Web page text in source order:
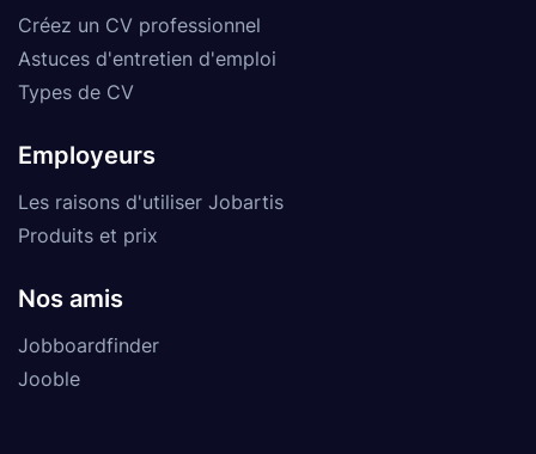
Créez un CV professionnel
Astuces d'entretien d'emploi
Types de CV
Employeurs
Les raisons d'utiliser Jobartis
Produits et prix
Nos amis
Jobboardfinder
Jooble